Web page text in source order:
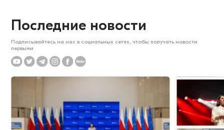
Последние новости
Подписывайтесь на нас в социальных сетях, чтобы получать новости
первыми